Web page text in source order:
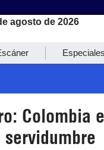
agosto de 2026
Especiales
Colombia
servidumbre